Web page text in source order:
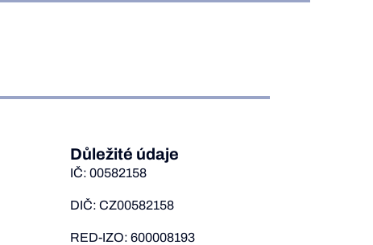
Důležité údaje
IČ: 00582158
DIČ: CZ00582158
RED-IZO: 600008193